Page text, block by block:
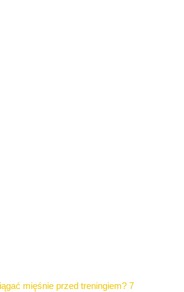
mięśnie przed treningiem? 7